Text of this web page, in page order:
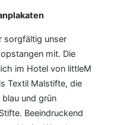
sorgfältig unser
mit. Die
im Hotel von littleM
Textil Malstifte, die
und grün
Beeindruckend